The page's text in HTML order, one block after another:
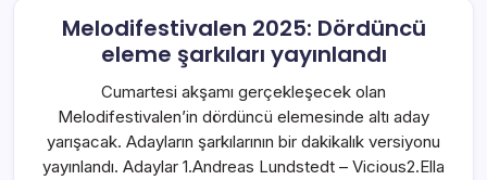
Melodifestivalen 2025: Dördüncü
eleme şarkıları yayınlandı
Cumartesi akşamı gerçekleşecek olan
Melodifestivalen’in dördüncü elemesinde altı aday
yarışacak. Adayların şarkılarının bir dakikalık versiyonu
yayınlandı. Adaylar 1.Andreas Lundstedt – Vicious2.Ella